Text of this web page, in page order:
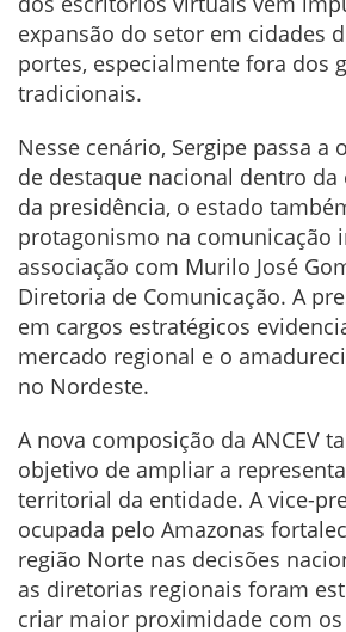
expansão do setor em cidades
portes, especialmente fora dos
tradicionais.
Nesse cenário, Sergipe passa a
de destaque nacional dentro da
da presidência, o estado
protagonismo na comunicação
associação com Murilo José
Diretoria de Comunicação. A
em cargos estratégicos
mercado regional e o
no Nordeste.
A nova composição da ANCEV
objetivo de ampliar a
territorial da entidade. A vice-
ocupada pelo Amazonas
região Norte nas decisões
as diretorias regionais foram
criar maior proximidade com